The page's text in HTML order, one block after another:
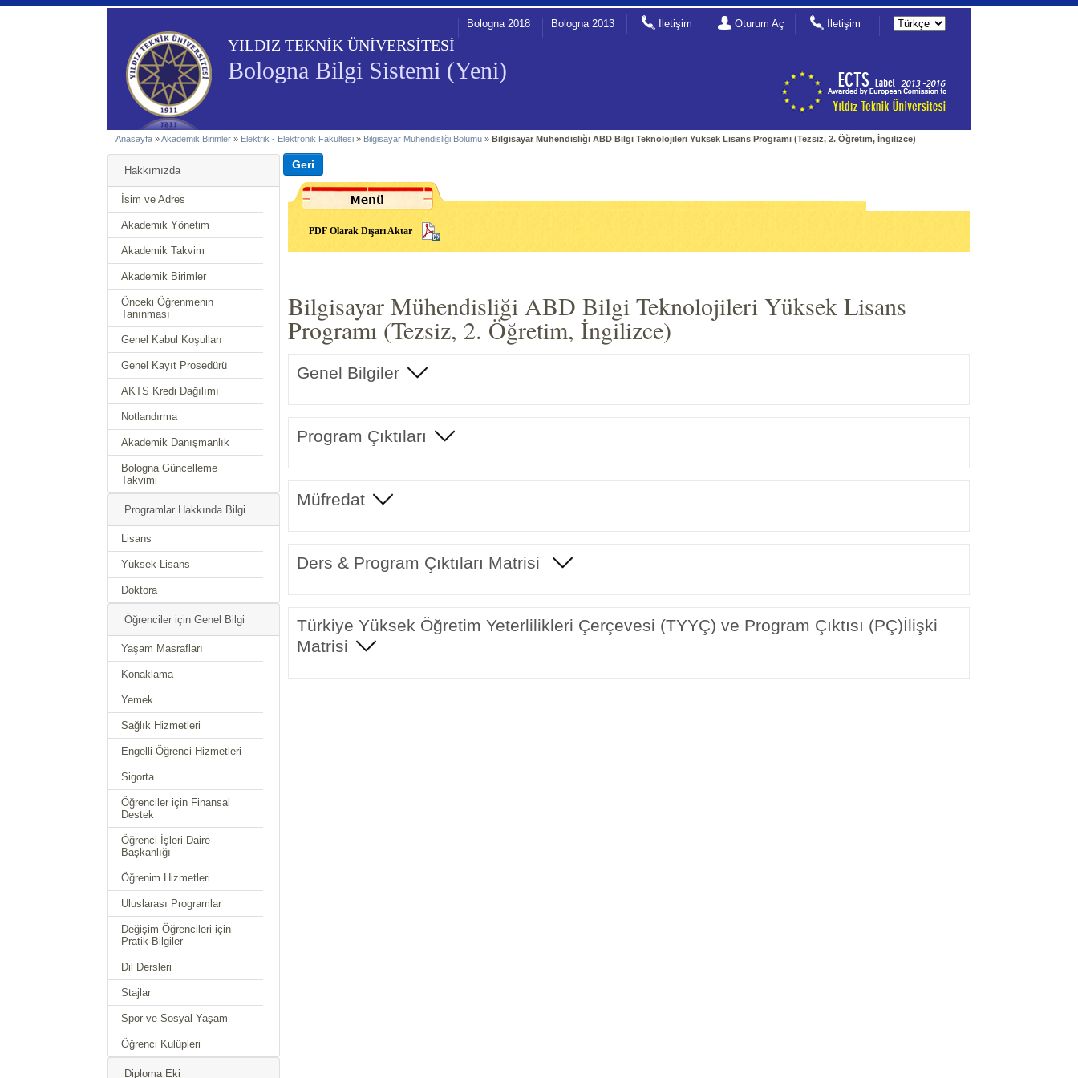
YILDIZ TEKNİK ÜNİVERSİTESİ
Bologna Bilgi Sistemi (Yeni)
Bologna 2018 Bologna 2013 İletişim Oturum Aç İletişim
Anasayfa »Akademik Birimler » Elektrik - Elektronik Fakültesi » Bilgisayar Mühendisliği Bölümü »Bilgisayar Mühendisliği ABD Bilgi Teknolojileri Yüksek Lisans Programı (Tezsiz, 2. Öğretim, İngilizce)
Hakkımızda
İsim ve Adres
Akademik Yönetim
Akademik Takvim
Akademik Birimler
Önceki Öğrenmenin
Tanınması
Genel Kabul Koşulları
Genel Kayıt Prosedürü
AKTS Kredi Dağılımı
Notlandırma
Akademik Danışmanlık
Bologna Güncelleme
Takvimi
Programlar Hakkında Bilgi
Lisans
Yüksek Lisans
Doktora
Öğrenciler için Genel Bilgi
Yaşam Masrafları
Konaklama
Yemek
Sağlık Hizmetleri
Engelli Öğrenci Hizmetleri
Sigorta
Öğrenciler için Finansal
Destek
Öğrenci İşleri Daire
Başkanlığı
Öğrenim Hizmetleri
Uluslarası Programlar
Değişim Öğrencileri için
Pratik Bilgiler
Dil Dersleri
Stajlar
Spor ve Sosyal Yaşam
Öğrenci Kulüpleri
Diploma Eki
PDF Olarak Dışarı Aktar
Bilgisayar Mühendisliği ABD Bilgi Teknolojileri Yüksek Lisans
Programı (Tezsiz, 2. Öğretim, İngilizce)
Genel Bilgiler
Program Çıktıları
Müfredat
Ders & Program Çıktıları Matrisi
Türkiye Yüksek Öğretim Yeterlilikleri Çerçevesi (TYYÇ) ve Program Çıktısı (PÇ)İlişki
Matrisi